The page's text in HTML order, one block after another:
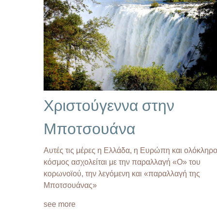
Χριστούγεννα στην
Μποτσουάνα
Αυτές τις μέρες η Ελλάδα, η Ευρώπη και
κόσμος ασχολείται με την παραλλαγή «Ο» του
κορωνοϊού, την λεγόμενη και «παραλλαγή της
Μποτσουάνας»
see more